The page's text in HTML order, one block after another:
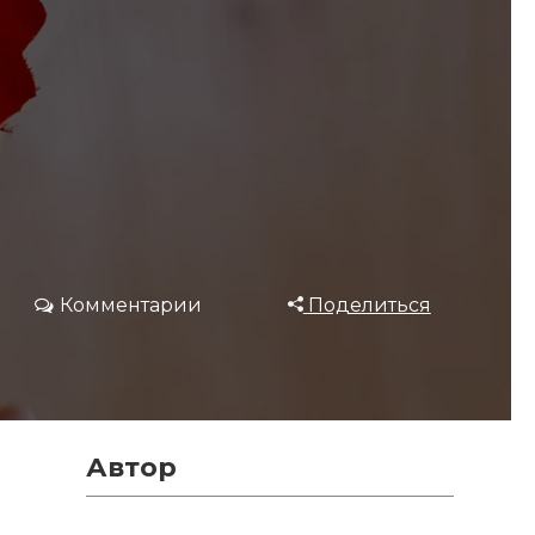
Комментарии Поделиться
Автор